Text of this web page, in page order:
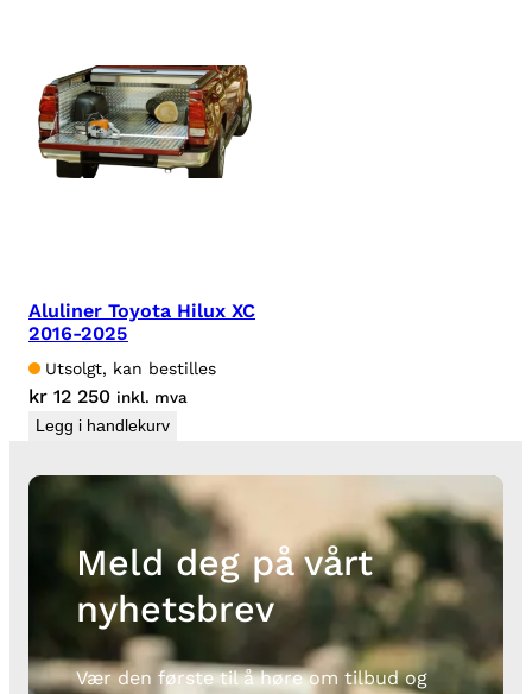
Aluliner Toyota Hilux XC
2016-2025
Utsolgt, kan bestilles
kr 12 250 inkl. mva
Legg i handlekurv
Meld deg på vårt
nyhetsbrev
Vær den første til å høre om tilbud og